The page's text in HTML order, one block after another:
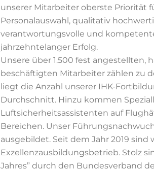
unserer Mitarbeiter oberste Priorität
Personalauswahl, qualitativ
verantwortungsvolle und
jahrzehntelanger Erfolg.
Unsere über 1.500 fest
beschäftigten Mitarbeiter zählen zu
liegt die Anzahl unserer IHK-
Durchschnitt. Hinzu kommen
Luftsicherheitsassistenten auf
Bereichen. Unser
ausgebildet. Seit dem Jahr 2019
Exzellenzausbildungsbetrieb. Stolz
Jahres” durch den Bundesverband